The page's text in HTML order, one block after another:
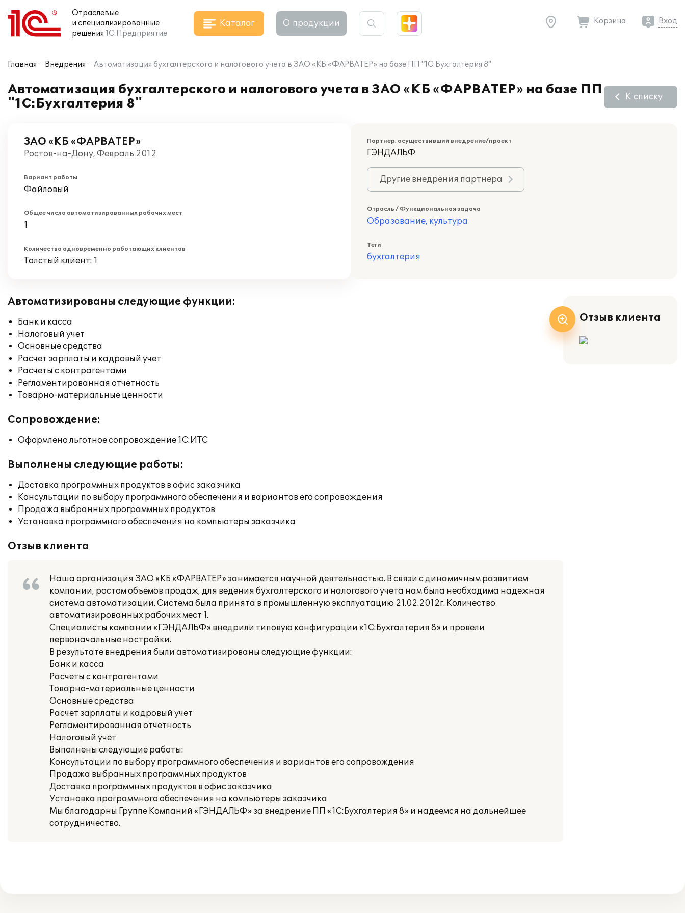
Отраслевые
и специализированные
решения 1С:Предприятие
Каталог О продукции Корзина Вход
Главная Внедрения Автоматизация бухгалтерского и налогового учета в ЗАО «КБ «ФАРВАТЕР» на базе ПП "1С:Бухгалтерия 8"
Автоматизация бухгалтерского и налогового учета в ЗАО «КБ «ФАРВАТЕР» на базе ПП
"1С:Бухгалтерия 8"
К списку
ЗАО «КБ «ФАРВАТЕР»
Ростов-на-Дону, Февраль 2012
Вариант работы
Файловый
Общее число автоматизированных рабочих мест
1
Количество одновременно работающих клиентов
Толстый клиент: 1
Партнер, осуществивший внедрение/проект
ГЭНДАЛЬФ
Другие внедрения партнера
Отрасль / Функциональная задача
Образование, культура
Теги
бухгалтерия
Автоматизированы следующие функции:
Банк и касса
Налоговый учет
Основные средства
Расчет зарплаты и кадровый учет
Расчеты с контрагентами
Регламентированная отчетность
Товарно-материальные ценности
Сопровождение:
Оформлено льготное сопровождение 1С:ИТС
Выполнены следующие работы:
Доставка программных продуктов в офис заказчика
Консультации по выбору программного обеспечения и вариантов его сопровождения
Продажа выбранных программных продуктов
Установка программного обеспечения на компьютеры заказчика
Отзыв клиента
Наша организация ЗАО «КБ «ФАРВАТЕР» занимается научной деятельностью. В связи с динамичным развитием
компании, ростом объемов продаж, для ведения бухгалтерского и налогового учета нам была необходима надежная
система автоматизации. Система была принята в промышленную эксплуатацию 21.02.2012г. Количество
автоматизированных рабочих мест 1.
Специалисты компании «ГЭНДАЛЬФ» внедрили типовую конфигурации «1С:Бухгалтерия 8» и провели
первоначальные настройки.
В результате внедрения были автоматизированы следующие функции:
Банк и касса
Расчеты с контрагентами
Товарно-материальные ценности
Основные средства
Расчет зарплаты и кадровый учет
Регламентированная отчетность
Налоговый учет
Выполнены следующие работы:
Консультации по выбору программного обеспечения и вариантов его сопровождения
Продажа выбранных программных продуктов
Доставка программных продуктов в офис заказчика
Установка программного обеспечения на компьютеры заказчика
Мы благодарны Группе Компаний «ГЭНДАЛЬФ» за внедрение ПП «1С:Бухгалтерия 8» и надеемся на дальнейшее
сотрудничество.
Отзыв клиента